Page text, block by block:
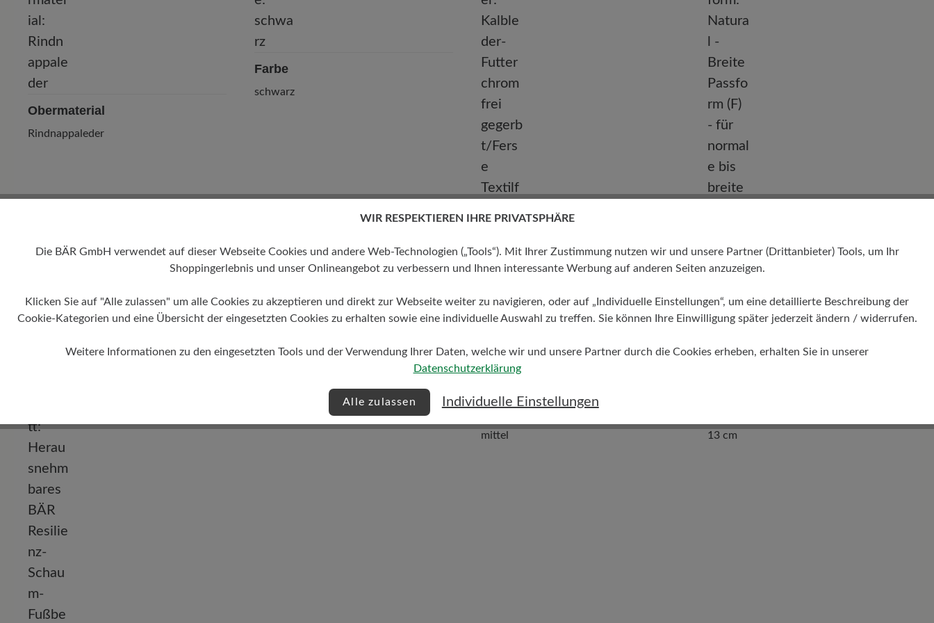
Telefon: 0800 51 65 65 56 (gebührenfrei)
Obermaterial
Rindnappaleder
Farbe
schwarz
Kalbleder-Futter chromfrei
gegerbt/Ferse Textilfutter
Natural - Breite Passform (F) - für
normale bis breite Füße
Dämpfungsgrad
mittel 13 cm
WIR RESPEKTIEREN IHRE PRIVATSPHÄRE
Die BÄR GmbH verwendet auf dieser Webseite Cookies und andere Web-Technologien („Tools“). Mit Ihrer Zustimmung nutzen wir und unsere Partner (Drittanbieter) Tools, um Ihr
Shoppingerlebnis und unser Onlineangebot zu verbessern und Ihnen interessante Werbung auf anderen Seiten anzuzeigen.
Klicken Sie auf "Alle zulassen" um alle Cookies zu akzeptieren und direkt zur Webseite weiter zu navigieren, oder auf „Individuelle Einstellungen“, um eine detaillierte Beschreibung der
Cookie-Kategorien und eine Übersicht der eingesetzten Cookies zu erhalten sowie eine individuelle Auswahl zu treffen. Sie können Ihre Einwilligung später jederzeit ändern / widerrufen.
Weitere Informationen zu den eingesetzten Tools und der Verwendung Ihrer Daten, welche wir und unsere Partner durch die Cookies erheben, erhalten Sie in unserer
Datenschutzerklärung
Alle zulassen Individuelle Einstellungen